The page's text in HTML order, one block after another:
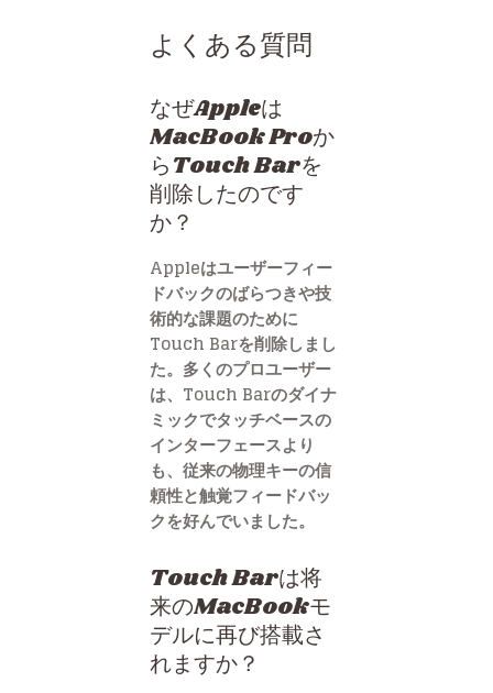
よくある質問
なぜAppleは
MacBook Proか
らTouch Barを
削除したのです
か？
Appleはユーザーフィー
ドバックのばらつきや技
術的な課題のために
Touch Barを削除しまし
た。多くのプロユーザー
は、Touch Barのダイナ
ミックでタッチベースの
インターフェースより
も、従来の物理キーの信
頼性と触覚フィードバッ
クを好んでいました。
Touch Barは将
来のMacBookモ
デルに再び搭載さ
れますか？